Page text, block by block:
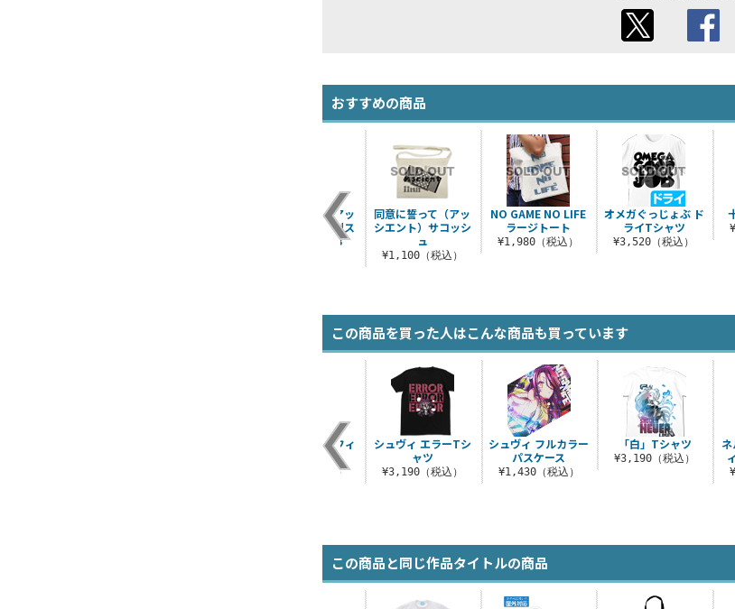
おすすめの商品
オメガぐっじょぶ ド
ライTシャツ
¥3,520（税込）
同意に誓って（アッ
シエント）手帳型ス
マホケース148
同意に誓って（アッ
シエント）サコッシ
ュ
¥1,100（税込）
NO GAME NO LIFE
ラージトート
¥1,980（税込）
この商品を買った人はこんな商品も買っています
「白」Tシャツ
¥3,190（税込）
『白』フルグラフィ
ックTシャツ
¥6,600（税込）
シュヴィ エラーTシ
ャツ
¥3,190（税込）
シュヴィ フルカラー
パスケース
¥1,430（税込）
この商品と同じ作品タイトルの商品